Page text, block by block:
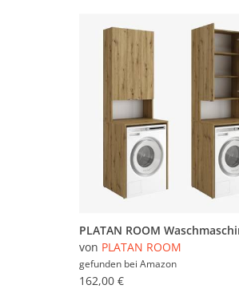
von PLATAN ROOM
gefunden bei Amazon
162,00 €